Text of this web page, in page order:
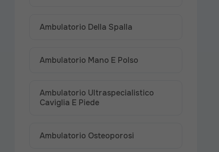
Ambulatorio Della Spalla
Ambulatorio Mano E Polso
Ambulatorio Ultraspecialistico
Caviglia E Piede
Ambulatorio Osteoporosi